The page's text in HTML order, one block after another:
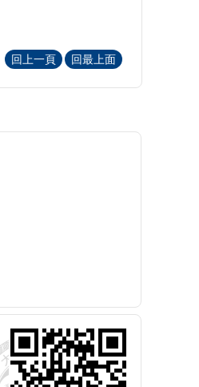
回上一頁
回最上面